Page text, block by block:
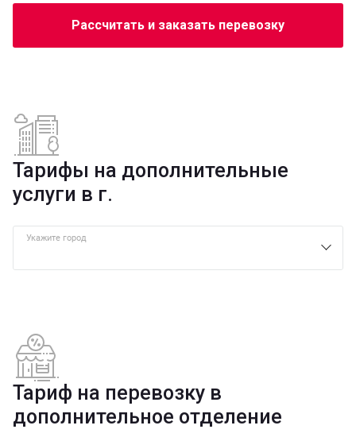
Рассчитать и заказать перевозку
Тарифы на дополнительные
услуги в г.
Укажите город
Тариф на перевозку в
дополнительное отделение